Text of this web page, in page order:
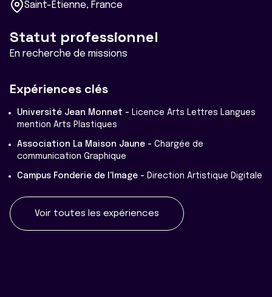
Saint-Étienne, France
Statut professionnel
En recherche de missions
Expériences clés
Université Jean Monnet - Licence Arts Lettres Langues
mention Arts Plastiques
Association La Maison Jaune - Chargée de
communication Graphique
Campus Fonderie de l'Image - Direction Artistique Digitale
Voir toutes les expériences